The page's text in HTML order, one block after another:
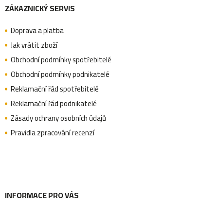
u
á
p
a
t
ZÁKAZNICKÝ SERVIS
Doprava a platba
Jak vrátit zboží
Obchodní podmínky spotřebitelé
Obchodní podmínky podnikatelé
Reklamační řád spotřebitelé
Reklamační řád podnikatelé
Zásady ochrany osobních údajů
Pravidla zpracování recenzí
INFORMACE PRO VÁS